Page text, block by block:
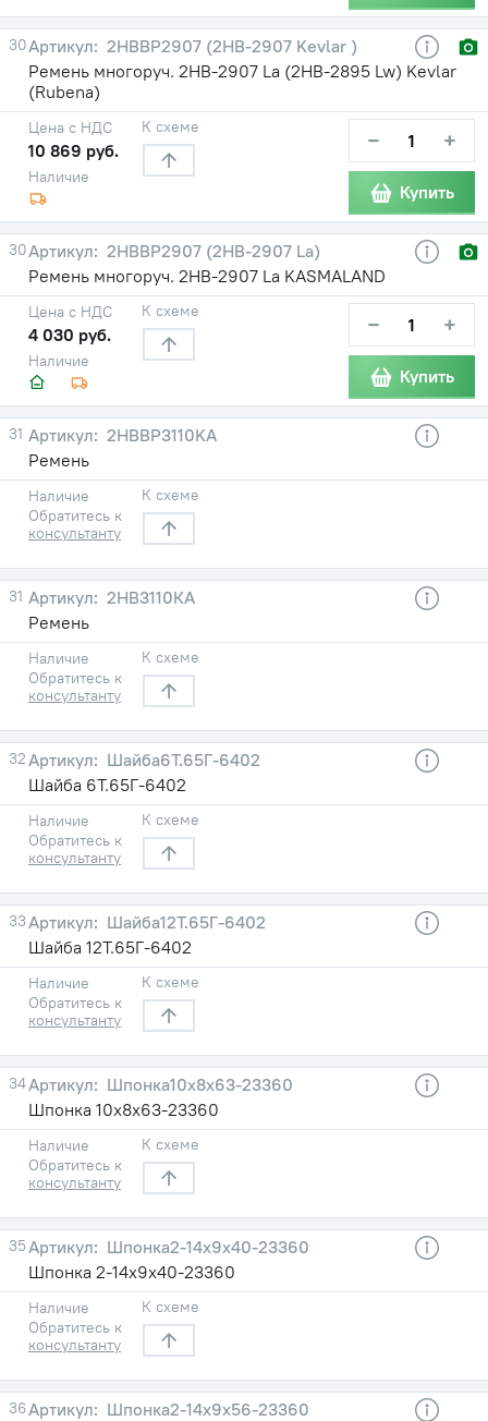
30
2HBBP2907 (2НВ-2907 Kevlar )
Ремень многоруч. 2НВ-2907 La (2НВ-2895 Lw) Kevlar
(Rubena)
Наличие
Цена с НДС
10 869 руб.
К схеме − +
Купить
30
2HBBP2907 (2НВ-2907 La)
Ремень многоруч. 2НВ-2907 La KASMALAND
Наличие
Цена с НДС
4 030 руб.
К схеме − +
Купить
31
2HBBP3110KА
Ремень
Наличие
Обратитесь к
консультанту
К схеме
31
2НВ3110КА
Ремень
Наличие
Обратитесь к
консультанту
К схеме
32
Шайба6Т.65Г-6402
Шайба 6Т.65Г-6402
Наличие
Обратитесь к
консультанту
К схеме
33
Шайба12Т.65Г-6402
Шайба 12Т.65Г-6402
Наличие
Обратитесь к
консультанту
К схеме
34
Шпонка10х8х63-23360
Шпонка 10х8х63-23360
Наличие
Обратитесь к
консультанту
К схеме
35
Шпонка2-14х9х40-23360
Шпонка 2-14х9х40-23360
Наличие
Обратитесь к
консультанту
К схеме
36
Шпонка2-14х9х56-23360